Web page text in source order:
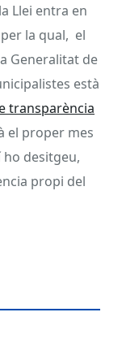
Llei entra en
la qual, el
Generalitat de
està
transparència
el proper mes
desitgeu,
propi del